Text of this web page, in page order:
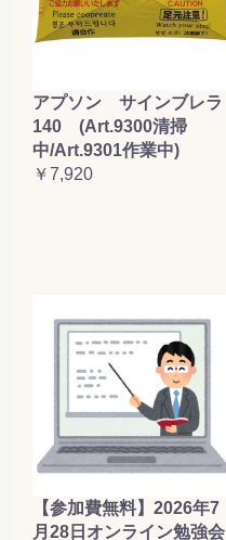
アプソン サインブレラ
140 (Art.9300清掃
中/Art.9301作業中)
￥7,920
【参加費無料】2026年7
月28日オンライン勉強会